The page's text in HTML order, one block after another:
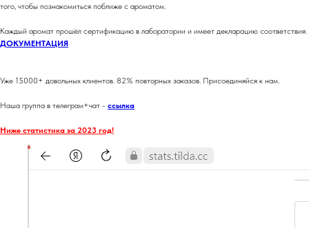
того, чтобы познакомиться поближе с ароматом.
Каждый аромат прошёл сертификацию в лаборатории и имеет декларацию соответствия.
ДОКУМЕНТАЦИЯ
Уже 15000+ довольных клиентов. 82% повторных заказов. Присоединяйся к нам.
Наша группа в телеграм+чат - ссылка
Ниже статистика за 2023 год!